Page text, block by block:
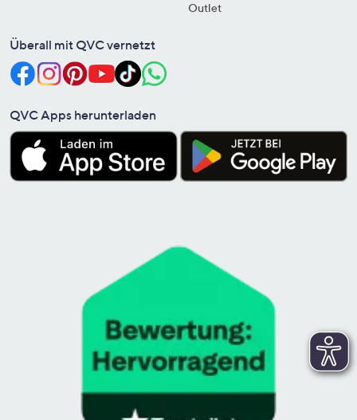
Outlet
Überall mit QVC vernetzt
QVC Apps herunterladen